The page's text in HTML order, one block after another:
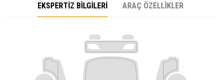
EKSPERTİZ BİLGİLERİ ARAÇ ÖZELLİKLER